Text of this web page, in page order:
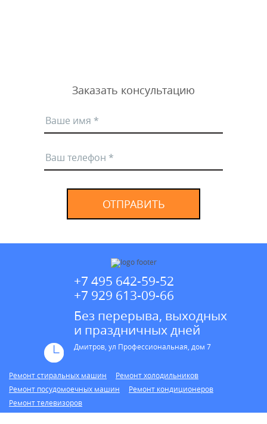
Заказать консультацию
ОТПРАВИТЬ
+7 495 642-59-52
+7 929 613-09-66
Без перерыва, выходных
и праздничных дней
Дмитров, ул Профессиональная, дом 7
Ремонт стиральных машин
Ремонт холодильников
Ремонт посудомоечных машин
Ремонт кондиционеров
Ремонт телевизоров